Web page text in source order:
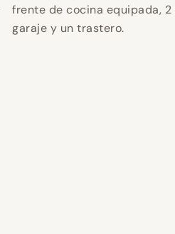
garaje y un trastero.